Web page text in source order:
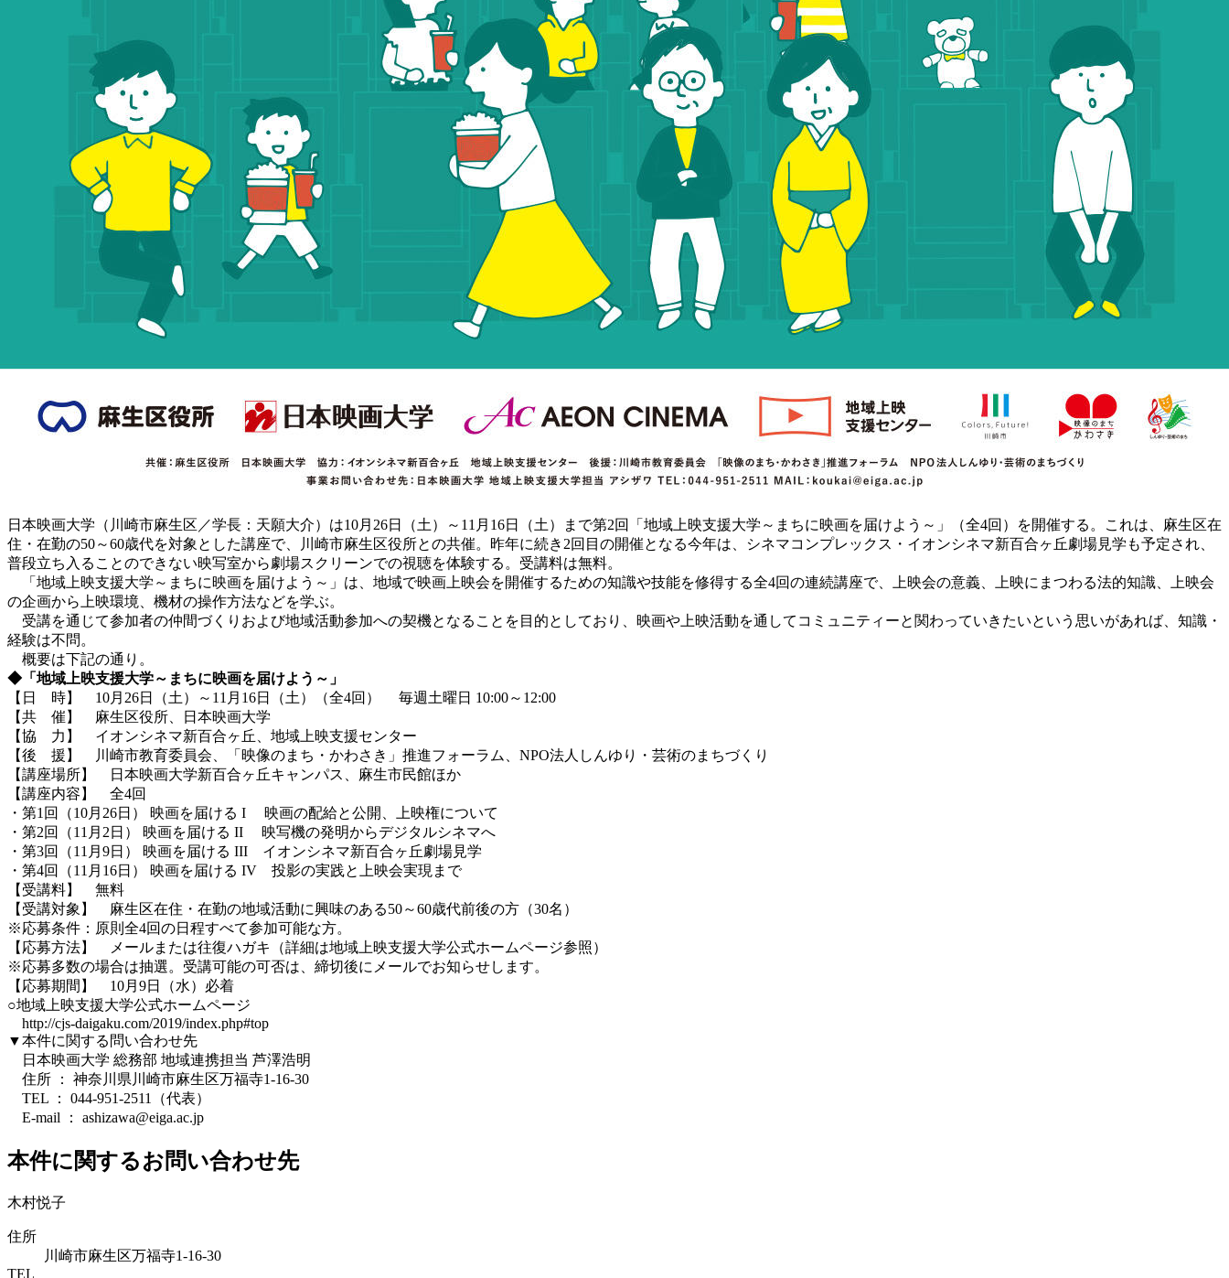
日本映画大学（川崎市麻生区／学長：天願大介）は10月26日（土）～11月16日（土）まで第2回「地域上映支援大学～まちに映画を届けよう～」（全4回）を開催する。これは、麻生区在
住・在勤の50～60歳代を対象とした講座で、川崎市麻生区役所との共催。昨年に続き2回目の開催となる今年は、シネマコンプレックス・イオンシネマ新百合ヶ丘劇場見学も予定され、
普段立ち入ることのできない映写室から劇場スクリーンでの視聴を体験する。受講料は無料。
「地域上映支援大学～まちに映画を届けよう～」は、地域で映画上映会を開催するための知識や技能を修得する全4回の連続講座で、上映会の意義、上映にまつわる法的知識、上映会
の企画から上映環境、機材の操作方法などを学ぶ。
受講を通じて参加者の仲間づくりおよび地域活動参加への契機となることを目的としており、映画や上映活動を通してコミュニティーと関わっていきたいという思いがあれば、知識・
経験は不問。
概要は下記の通り。
◆「地域上映支援大学～まちに映画を届けよう～」
【日 時】 10月26日（土）～11月16日（土）（全4回） 毎週土曜日 10:00～12:00
【共 催】 麻生区役所、日本映画大学
【協 力】 イオンシネマ新百合ヶ丘、地域上映支援センター
【後 援】 川崎市教育委員会、「映像のまち・かわさき」推進フォーラム、NPO法人しんゆり・芸術のまちづくり
【講座場所】 日本映画大学新百合ヶ丘キャンパス、麻生市民館ほか
【講座内容】 全4回
・第1回（10月26日） 映画を届ける I 映画の配給と公開、上映権について
・第2回（11月2日） 映画を届ける II 映写機の発明からデジタルシネマへ
・第3回（11月9日） 映画を届ける III イオンシネマ新百合ヶ丘劇場見学
・第4回（11月16日） 映画を届ける IV 投影の実践と上映会実現まで
【受講料】 無料
【受講対象】 麻生区在住・在勤の地域活動に興味のある50～60歳代前後の方（30名）
※応募条件：原則全4回の日程すべて参加可能な方。
【応募方法】 メールまたは往復ハガキ（詳細は地域上映支援大学公式ホームページ参照）
※応募多数の場合は抽選。受講可能の可否は、締切後にメールでお知らせします。
【応募期間】 10月9日（水）必着
○地域上映支援大学公式ホームページ
http://cjs-daigaku.com/2019/index.php#top
▼本件に関する問い合わせ先
日本映画大学 総務部 地域連携担当 芦澤浩明
住所 ： 神奈川県川崎市麻生区万福寺1-16-30
TEL ： 044-951-2511（代表）
E-mail ： ashizawa@eiga.ac.jp
本件に関するお問い合わせ先
木村悦子
住所
川崎市麻生区万福寺1-16-30
TEL